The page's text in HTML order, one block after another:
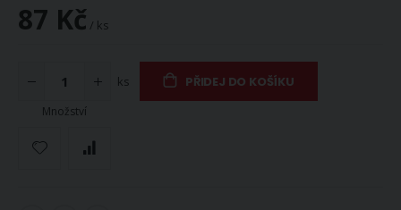
87 Kč / ks
Množství
ks PŘIDEJ DO KOŠÍKU